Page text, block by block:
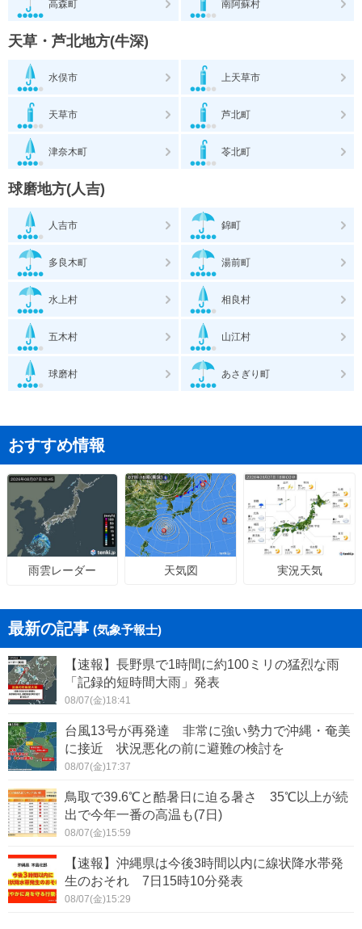
高森町 南阿蘇村
天草・芦北地方(牛深)
水俣市 上天草市
天草市 芦北町
津奈木町 苓北町
球磨地方(人吉)
人吉市 錦町
多良木町 湯前町
水上村 相良村
五木村 山江村
球磨村 あさぎり町
おすすめ情報
雨雲レーダー 天気図 実況天気
最新の記事 (気象予報士)
【速報】長野県で1時間に約100ミリの猛烈な雨
「記録的短時間大雨」発表
08/07(金)18:41
台風13号が再発達 非常に強い勢力で沖縄・奄美
に接近 状況悪化の前に避難の検討を
08/07(金)17:37
鳥取で39.6℃と酷暑日に迫る暑さ 35℃以上が続
出で今年一番の高温も(7日)
08/07(金)15:59
【速報】沖縄県は今後3時間以内に線状降水帯発
生のおそれ 7日15時10分発表
08/07(金)15:29